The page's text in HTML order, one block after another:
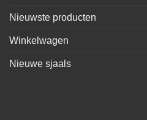
Nieuwste producten
Winkelwagen
Nieuwe sjaals